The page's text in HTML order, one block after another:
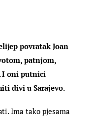
povratak Joan
patnjom,
I oni putnici
divi u Sarajevo.
Ima tako pjesama